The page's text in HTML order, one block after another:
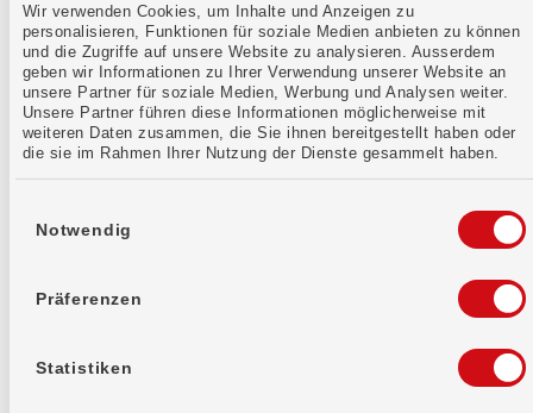
Wir verwenden Cookies, um Inhalte und Anzeigen zu
personalisieren, Funktionen für soziale Medien anbieten zu können
und die Zugriffe auf unsere Website zu analysieren. Ausserdem
geben wir Informationen zu Ihrer Verwendung unserer Website an
unsere Partner für soziale Medien, Werbung und Analysen weiter.
Unsere Partner führen diese Informationen möglicherweise mit
weiteren Daten zusammen, die Sie ihnen bereitgestellt haben oder
die sie im Rahmen Ihrer Nutzung der Dienste gesammelt haben.
Notwendig
Präferenzen
Statistiken
Mehr erfahren
Kontaktformular